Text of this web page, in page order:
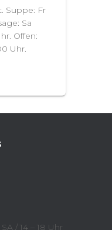
Suppe: Fr
Sa
Offen:
Uhr.
/ 14 – 18 Uhr